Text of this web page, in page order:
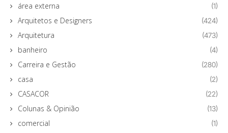
área externa (1)
Arquitetos e Designers (424)
Arquitetura (473)
banheiro (4)
Carreira e Gestão (280)
casa (2)
CASACOR (22)
Colunas & Opinião (13)
comercial (1)